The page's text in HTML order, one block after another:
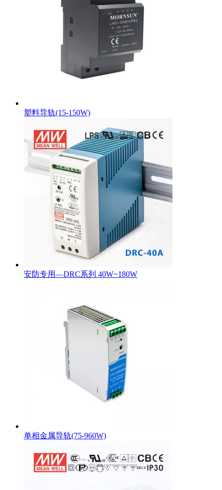
塑料导轨(15-150W)
安防专用—DRC系列 40W~180W
单相金属导轨(75-960W)